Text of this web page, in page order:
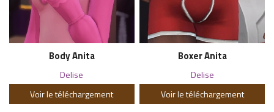
Body Anita
Delise
Voir le téléchargement
Boxer Anita
Delise
Voir le téléchargement